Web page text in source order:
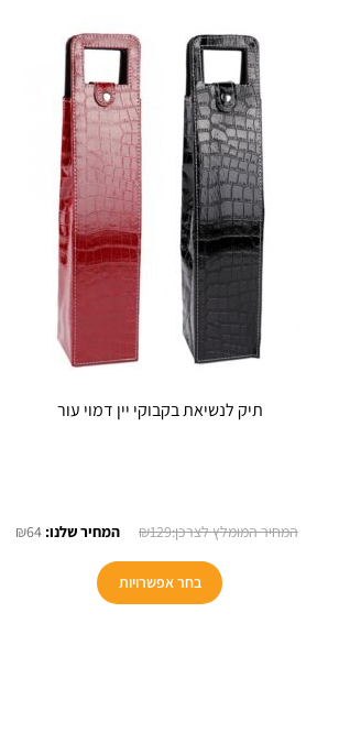
תיק לנשיאת בקבוקי יין דמוי עור
₪129
המחיר
היה:
₪129.
₪64
בחר אפשרויות